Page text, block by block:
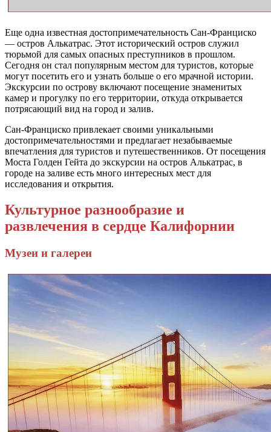
Еще одна известная достопримечательность Сан-Франциско
— остров Алькатрас. Этот исторический остров служил
тюрьмой для самых опасных преступников в прошлом.
Сегодня он стал популярным местом для туристов, которые
могут посетить его и узнать больше о его мрачной истории.
Экскурсии по острову включают посещение знаменитых
камер и прогулку по его территории, откуда открывается
потрясающий вид на город и залив.
Сан-Франциско привлекает своими уникальными
достопримечательностями и предлагает незабываемые
впечатления для туристов и путешественников. От посещения
Моста Голден Гейта до экскурсии на остров Алькатрас, в
городе на заливе есть много интересных мест для
исследования и открытия.
Культурное разнообразие и
развлечения в сердце Калифорнии
Музеи и галереи